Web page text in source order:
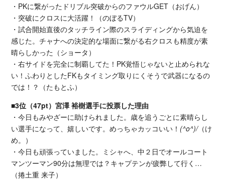
・PKに繋がったドリブル突破からのファウルGET（おげん）
・突破にクロスに大活躍！（のぼるTV）
・試合開始直後のタッチライン際のスライディングから気迫を
感じた。チャナへの決定的な場面に繋がる右クロスも精度が素
晴らしかった（ショータ）
・右サイドを完全に制覇してた！PK覚悟じゃないと止められな
い！ふわりとしたFKもタイミング取りにくそうで武器になるの
では！？（たもとふ）
■3位（47pt）宮澤 裕樹選手に投票した理由
・今日もみやざーに助けられました。歳を追うごとに素晴らし
い選手になって、嬉しいです。めっちゃカッコいい！ (^o^)/（け
め。）
・今日も頑張っていました。ミシャへ、中２日でオールコート
マンツーマン90分は無理では？キャプテンが疲弊して行く…
（捲土重 来子）